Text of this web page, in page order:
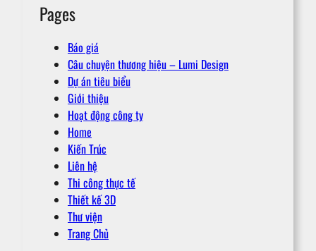
Pages
Báo giá
Câu chuyện thương hiệu – Lumi Design
Dự án tiêu biểu
Giới thiệu
Hoạt động công ty
Home
Kiến Trúc
Liên hệ
Thi công thực tế
Thiết kế 3D
Thư viện
Trang Chủ